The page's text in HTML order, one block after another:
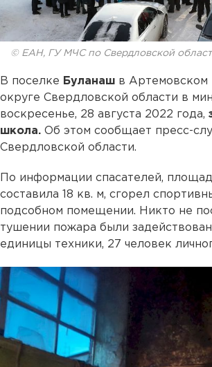
© ЕАН, ГУ МЧС по Свердловской
В поселке Буланаш в Артемовском
округе Свердловской области в
воскресенье, 28 августа 2022 года,
школа. Об этом сообщает пресс-
Свердловской области.
По информации спасателей,
составила 18 кв. м, сгорел
подсобном помещении. Никто не
тушении пожара были
единицы техники, 27 человек